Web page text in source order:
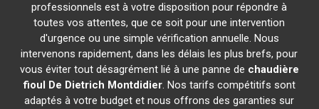
professionnels est à votre disposition pour répondre à
toutes vos attentes, que ce soit pour une intervention
d'urgence ou une simple vérification annuelle. Nous
intervenons rapidement, dans les délais les plus brefs, pour
vous éviter tout désagrément lié à une panne de chaudière
fioul De Dietrich Montdidier. Nos tarifs compétitifs sont
adaptés à votre budget et nous offrons des garanties sur